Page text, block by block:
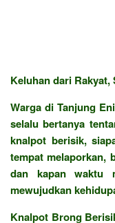
Keluhan dari
Warga di Tanjung
selalu bertanya
knalpot berisik,
tempat melaporkan,
dan kapan waktu
mewujudkan
Knalpot Brong